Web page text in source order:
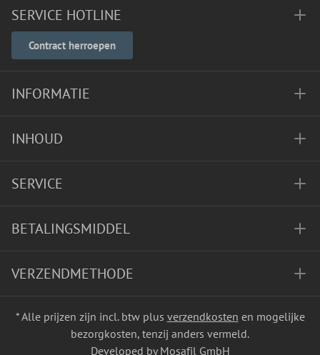
SERVICE HOTLINE
Contract herroepen
INFORMATIE
INHOUD
SERVICE
BETALINGSMIDDEL
VERZENDMETHODE
* Alle prijzen zijn incl. btw plus verzendkosten en mogelijke
bezorgkosten, tenzij anders vermeld.
Developed by Mosafil GmbH